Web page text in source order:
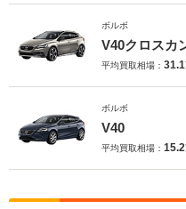
ボルボ
V40クロスカ
平均買取相場： 31.1
ボルボ
V40
平均買取相場： 15.2